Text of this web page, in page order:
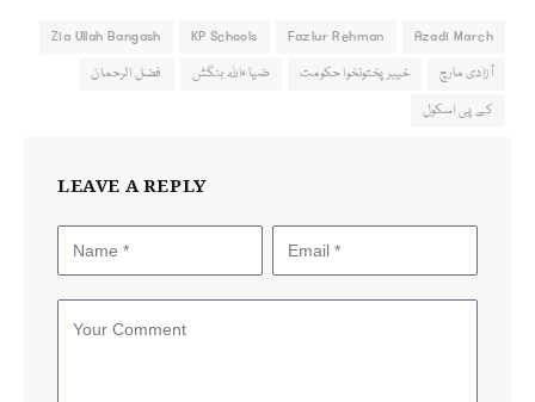
Azadi March
Fazlur Rehman
KP Schools
Zia Ullah Bangash
آزادی مارچ
خیبرپختونخوا حکومت ضیاءاللہ بنگش
فضل الرحمان
کے پی اسکول
LEAVE A REPLY